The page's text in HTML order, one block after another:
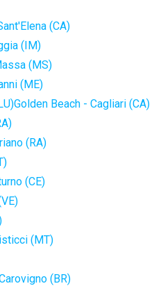
(CA)
(IM)
(MS)
(ME)
Golden Beach - Cagliari (CA)
(RA)
(CE)
(MT)
(BR)